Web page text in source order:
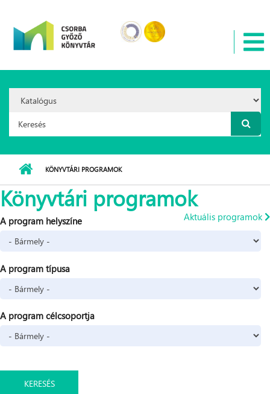
Option:
Keresés űrlap
KÖNYVTÁRI PROGRAMOK
Könyvtári programok
Aktuális programok
A program helyszíne
A program típusa
A program célcsoportja